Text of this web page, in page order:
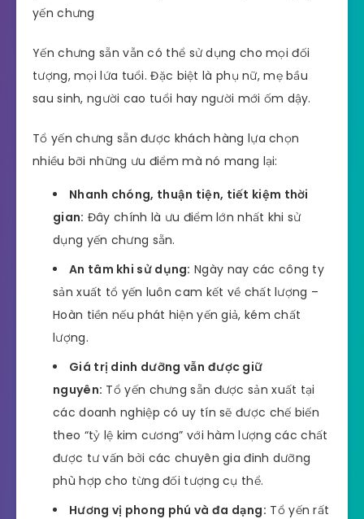
yến chưng
Yến chưng sẵn vẫn có thể sử dụng cho mọi đối
tượng, mọi lứa tuổi. Đặc biệt là phụ nữ, mẹ bầu
sau sinh, người cao tuổi hay người mới ốm dậy.
Tổ yến chưng sẵn được khách hàng lựa chọn
nhiều bỡi những ưu điểm mà nó mang lại:
Nhanh chóng, thuận tiện, tiết kiệm thời
gian: Đây chính là ưu điểm lớn nhất khi sử
dụng yến chưng sẵn.
An tâm khi sử dụng: Ngày nay các công ty
sản xuất tổ yến luôn cam kết về chất lượng –
Hoàn tiền nếu phát hiện yến giả, kém chất
lượng.
Giá trị dinh dưỡng vẫn được giữ
nguyên: Tổ yến chưng sẵn được sản xuất tại
các doanh nghiệp có uy tín sẽ được chế biến
theo “tỷ lệ kim cương” với hàm lượng các chất
được tư vấn bởi các chuyên gia đinh dưỡng
phù hợp cho từng đối tượng cụ thể.
Hương vị phong phú và đa dạng: Tổ yến rất